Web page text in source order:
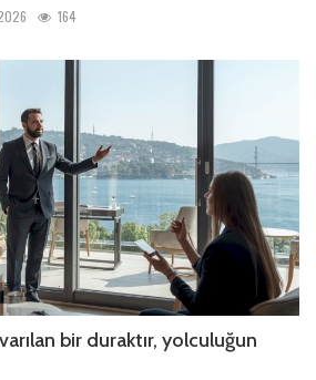
164
bir duraktır, yolculuğun